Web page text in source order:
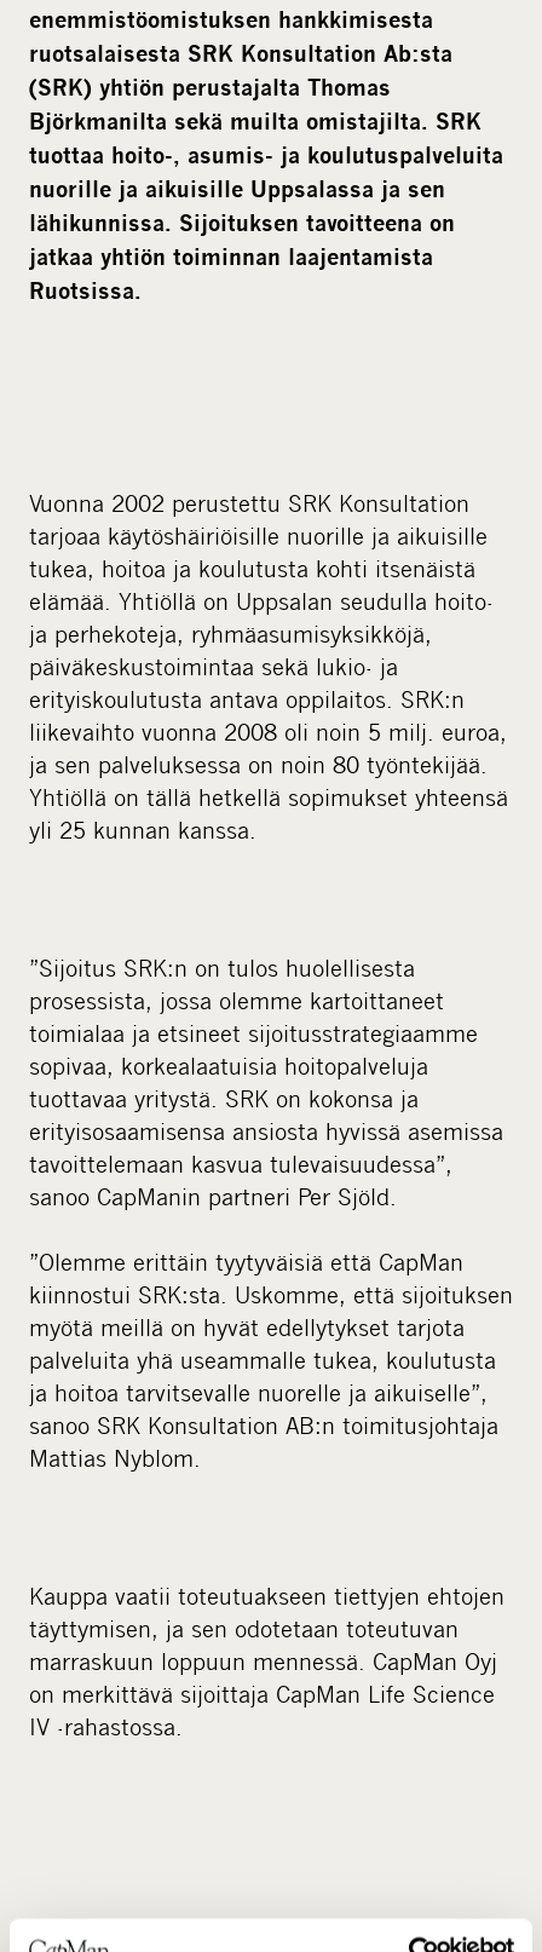
enemmistöomistuksen hankkimisesta
ruotsalaisesta SRK Konsultation Ab:sta
(SRK) yhtiön perustajalta Thomas
Björkmanilta sekä muilta omistajilta. SRK
tuottaa hoito-, asumis- ja koulutuspalveluita
nuorille ja aikuisille Uppsalassa ja sen
lähikunnissa. Sijoituksen tavoitteena on
jatkaa yhtiön toiminnan laajentamista
Ruotsissa.
Vuonna 2002 perustettu SRK Konsultation
tarjoaa käytöshäiriöisille nuorille ja aikuisille
tukea, hoitoa ja koulutusta kohti itsenäistä
elämää. Yhtiöllä on Uppsalan seudulla hoito-
ja perhekoteja, ryhmäasumisyksikköjä,
päiväkeskustoimintaa sekä lukio- ja
erityiskoulutusta antava oppilaitos. SRK:n
liikevaihto vuonna 2008 oli noin 5 milj. euroa,
ja sen palveluksessa on noin 80 työntekijää.
Yhtiöllä on tällä hetkellä sopimukset yhteensä
yli 25 kunnan kanssa.
”Sijoitus SRK:n on tulos huolellisesta
prosessista, jossa olemme kartoittaneet
toimialaa ja etsineet sijoitusstrategiaamme
sopivaa, korkealaatuisia hoitopalveluja
tuottavaa yritystä. SRK on kokonsa ja
erityisosaamisensa ansiosta hyvissä asemissa
tavoittelemaan kasvua tulevaisuudessa”,
sanoo CapManin partneri Per Sjöld.
”Olemme erittäin tyytyväisiä että CapMan
kiinnostui SRK:sta. Uskomme, että sijoituksen
myötä meillä on hyvät edellytykset tarjota
palveluita yhä useammalle tukea, koulutusta
ja hoitoa tarvitsevalle nuorelle ja aikuiselle”,
sanoo SRK Konsultation AB:n toimitusjohtaja
Mattias Nyblom.
Kauppa vaatii toteutuakseen tiettyjen ehtojen
täyttymisen, ja sen odotetaan toteutuvan
marraskuun loppuun mennessä. CapMan Oyj
on merkittävä sijoittaja CapMan Life Science
IV -rahastossa.
Lisätietoja